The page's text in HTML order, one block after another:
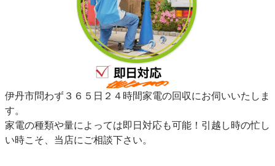
伊丹市問わず３６５日２４時間家電の回収にお伺いいたしま
す。
家電の種類や量によっては即日対応も可能！引越し時の忙し
い時こそ、当店にご相談下さい。